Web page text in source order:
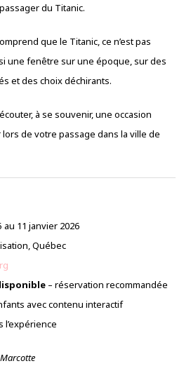
du Titanic.
que le Titanic, ce n’est pas
une fenêtre sur une époque, sur des
et des choix déchirants.
à se souvenir, une occasion
de votre passage dans la ville de
au 11 janvier 2026
Québec
– réservation recommandée
avec contenu interactif
l’expérience